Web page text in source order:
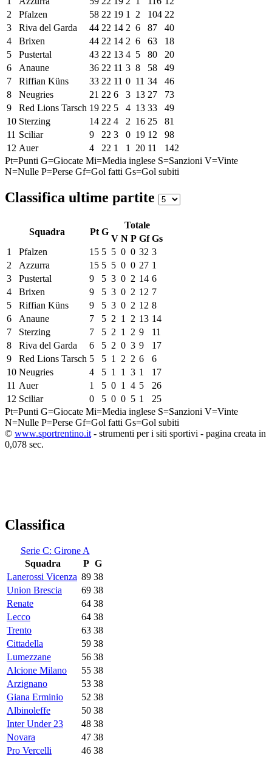
2
Pfalzen 58 22 19 1 2 104 22
3
Riva del Garda 44 22 14 2 6 87
40
4
Brixen 44 22 14 2 6 63
18
5
Pustertal 43 22 13 4 5 80
20
6
Anaune 36 22 11 3 8 58
49
7
Riffian Küns 33 22 11 0 11 34
46
8
Neugries 21 22 6 3 13 27
73
9
Red Lions Tarsch 19 22 5 4 13 33
49
10 Sterzing 14 22 4 2 16 25
81
11 Sciliar 9 22 3 0 19 12
98
12 Auer 4 22 1 1 20 11
142
Pt=Punti G=Giocate Mi=Media inglese S=Sanzioni V=Vinte
N=Nulle P=Perse Gf=Gol fatti Gs=Gol subiti
Classifica ultime partite
Squadra Pt G
Totale
V N P Gf Gs
1
Pfalzen 15 5 5 0 0 32 3
2
Azzurra 15 5 5 0 0 27 1
3
Pustertal 9 5 3 0 2 14 6
4
Brixen 9 5 3 0 2 12 7
5
Riffian Küns 9 5 3 0 2 12 8
6
Anaune 7 5 2 1 2 13 14
7
Sterzing 7 5 2 1 2 9
11
8
Riva del Garda 6 5 2 0 3 9
17
9
Red Lions Tarsch 5 5 1 2 2 6
6
10 Neugries 4 5 1 1 3 1
17
11 Auer 1 5 0 1 4 5
26
12 Sciliar 0 5 0 0 5 1
25
Pt=Punti G=Giocate Mi=Media inglese S=Sanzioni V=Vinte
N=Nulle P=Perse Gf=Gol fatti Gs=Gol subiti
© www.sportrentino.it - strumenti per i siti sportivi - pagina creata in
0,078 sec.
Classifica
Serie C: Girone A
Squadra
P G
Lanerossi Vicenza 89 38
Union Brescia
69 38
Renate
64 38
Lecco
64 38
Trento
63 38
Cittadella
59 38
Lumezzane
56 38
Alcione Milano
55 38
Arzignano
53 38
Giana Erminio
52 38
Albinoleffe
50 38
Inter Under 23
48 38
Novara
47 38
Pro Vercelli
46 38